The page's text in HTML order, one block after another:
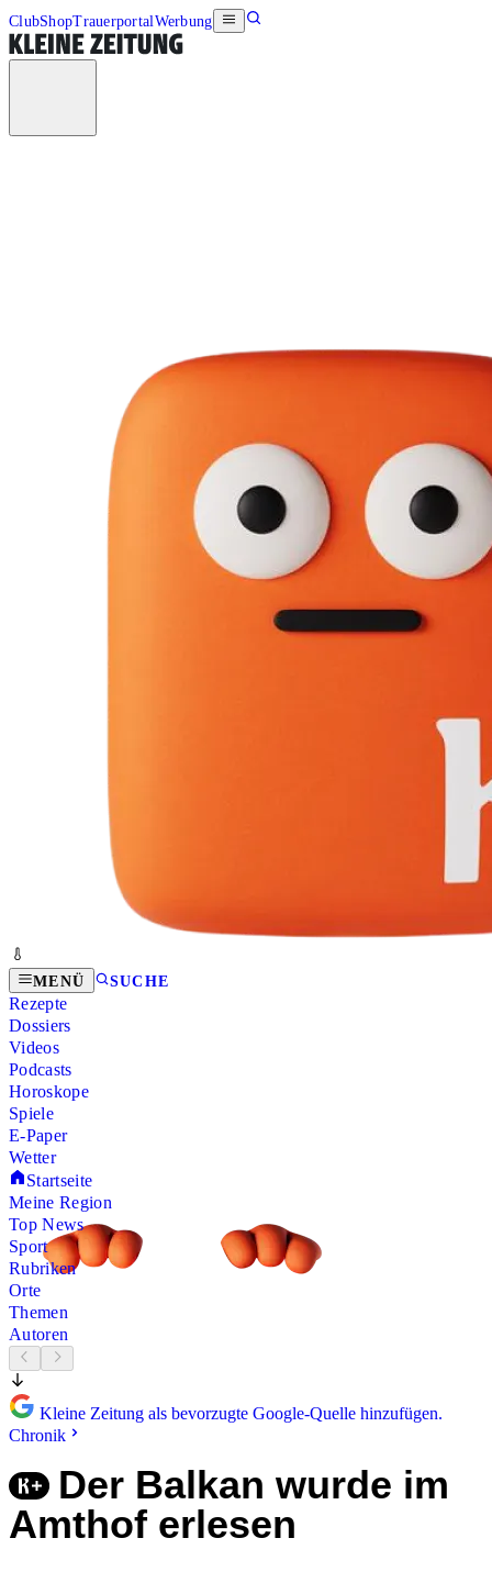
ClubShopTrauerportalWerbung
MENÜ SUCHE
Rezepte
Dossiers
Videos
Podcasts
Horoskope
Spiele
E-Paper
Wetter
Startseite
Meine Region
Top News
Sport
Rubriken
Orte
Themen
Autoren
Kleine Zeitung als bevorzugte Google-Quelle hinzufügen.
Chronik
Der Balkan wurde im
Amthof erlesen